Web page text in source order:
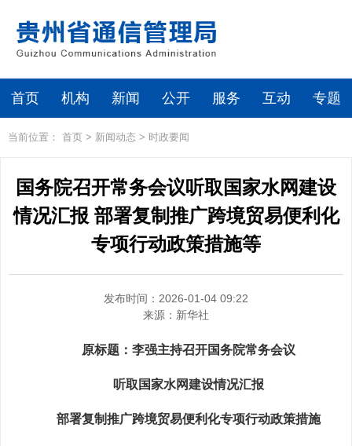
首页 机构 新闻 公开 服务 互动 专题
当前位置： 首页 > 新闻动态 > 时政要闻
国务院召开常务会议听取国家水网建设
情况汇报 部署复制推广跨境贸易便利化
专项行动政策措施等
发布时间：2026-01-04 09:22
来源： 新华社
原标题：李强主持召开国务院常务会议
听取国家水网建设情况汇报
部署复制推广跨境贸易便利化专项行动政策措施